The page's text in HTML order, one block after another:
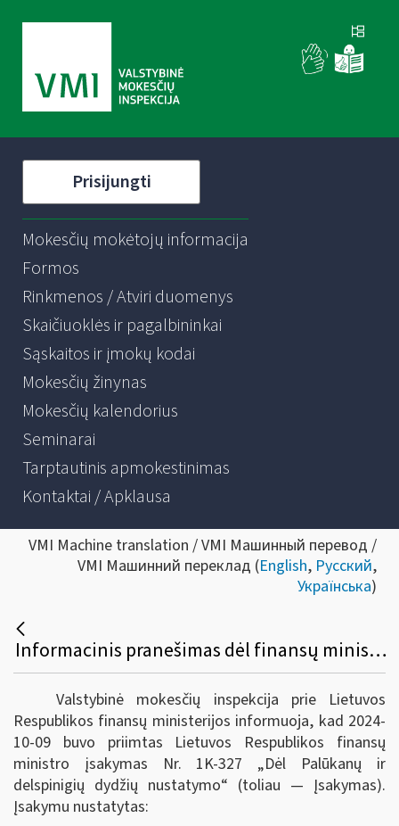
Prisijungti
Mokesčių mokėtojų informacija
Formos
Rinkmenos / Atviri duomenys
Skaičiuoklės ir pagalbininkai
Sąskaitos ir įmokų kodai
Mokesčių žinynas
Mokesčių kalendorius
Seminarai
Tarptautinis apmokestinimas
Kontaktai / Apklausa
VMI Machine translation / VMI Машинный перевод /
VMI Машинний переклад (English, Русский,
Українська)
Informacinis pranešimas dėl finansų ministro įsakymo pakeitimo
Valstybinė mokesčių inspekcija prie Lietuvos
Respublikos finansų ministerijos informuoja, kad 2024-
10-09 buvo priimtas Lietuvos Respublikos finansų
ministro įsakymas Nr. 1K-327 „Dėl Palūkanų ir
delspinigių dydžių nustatymo“ (toliau — Įsakymas).
Įsakymu nustatytas: